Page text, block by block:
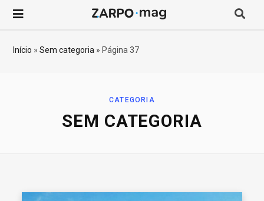
Início »Sem categoria » Página 37
CATEGORIA
SEM CATEGORIA